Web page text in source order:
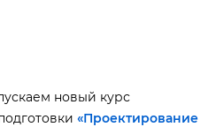
новый курс
«Проектирование